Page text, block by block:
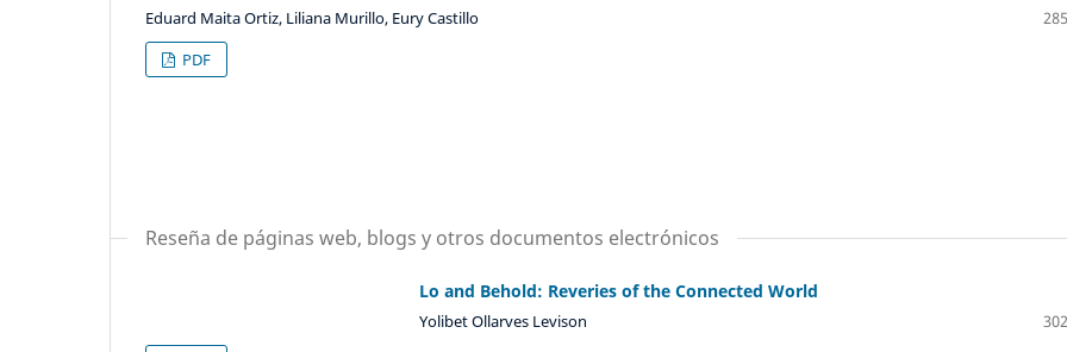
Eduard Maita Ortiz, Liliana Murillo, Eury Castillo
PDF
Reseña de páginas web, blogs y otros documentos electrónicos
Lo and Behold: Reveries of the Connected World
Yolibet Ollarves Levison